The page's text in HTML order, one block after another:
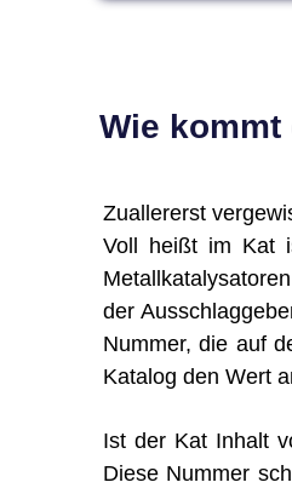
Wie
Zuallererst
Voll heißt im Kat
der
Nummer, die auf
Katalog den Wert
Ist der Kat Inhalt
Diese Nummer